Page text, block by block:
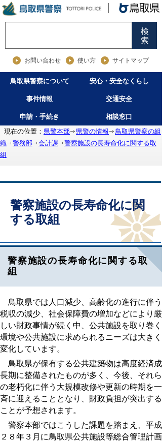
検
索
お問い合わせ 使い方 サイトマップ
鳥取県警察について 安心・安全なくらし
事件情報 交通安全
申請・手続き
相談窓口
現在の位置： 県警本部 県警の情報
鳥取県警察の組
織
警務部 会計課
警察施設の長寿命化に関する取
組
警察施設の長寿命化に関
する取組
警察施設の長寿命化に関する取
組
鳥取県では人口減少、高齢化の進行に伴う
税収の減少、社会保障費の増加などにより厳
しい財政事情が続く中、公共施設を取り巻く
環境や公共施設に求められるニーズは大きく
変化しています。
鳥取県が保有する公共建築物は高度経済成
長期に整備されたものが多く、今後、それら
の老朽化に伴う大規模改修や更新の時期を一
斉に迎えることとなり、財政負担が突出する
ことが予想されます。
警察本部ではこうした課題を踏まえ、平成
２８年３月に鳥取県公共施設等総合管理計画